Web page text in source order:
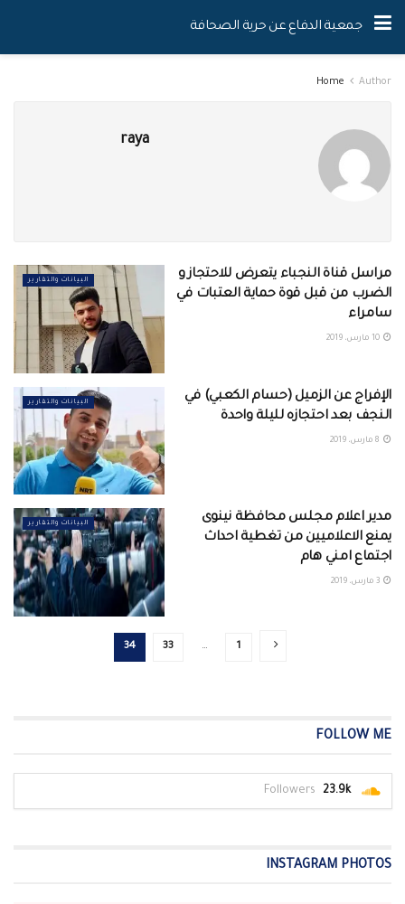
جمعية الدفاع عن حرية الصحافة
Home Author
raya
البيانات والتقارير
مراسل قناة النجباء يتعرض للاحتجاز و
الضرب من قبل قوة حماية العتبات في
سامراء
البيانات والتقارير
الإفراج عن الزميل (حسام الكعبي) في
النجف بعد احتجازه لليلة واحدة
البيانات والتقارير
مدير اعلام مجلس محافظة نينوى
يمنع الاعلاميين من تغطية احداث
اجتماع امني هام
1
…
33
34
FOLLOW ME
23.9k
Followers
INSTAGRAM PHOTOS